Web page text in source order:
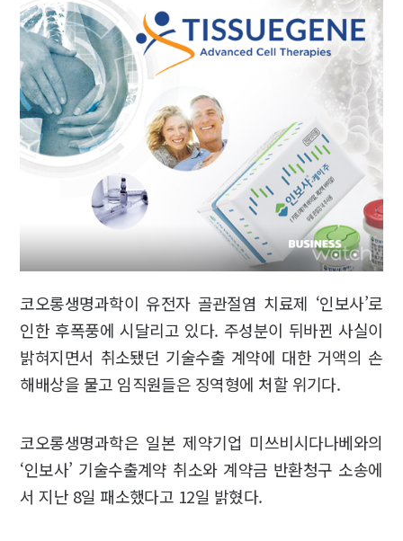
코오롱생명과학이 유전자 골관절염 치료제 ‘인보사’로
인한 후폭풍에 시달리고 있다. 주성분이 뒤바뀐 사실이
밝혀지면서 취소됐던 기술수출 계약에 대한 거액의 손
해배상을 물고 임직원들은 징역형에 처할 위기다.
코오롱생명과학은 일본 제약기업 미쓰비시다나베와의
‘인보사’ 기술수출계약 취소와 계약금 반환청구 소송에
서 지난 8일 패소했다고 12일 밝혔다.